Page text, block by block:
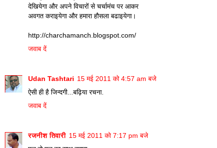
देखियेगा और अपने विचारों से चर्चामंच पर आकर
अवगत कराइयेगा और हमारा हौसला बढाइयेगा।
http://charchamanch.blogspot.com/
जवाब दें
Udan Tashtari 15 मई 2011 को 4:57 am बजे
ऐसी ही है जिन्दगी...बढ़िया रचना.
जवाब दें
रजनीश तिवारी 15 मई 2011 को 7:17 pm बजे